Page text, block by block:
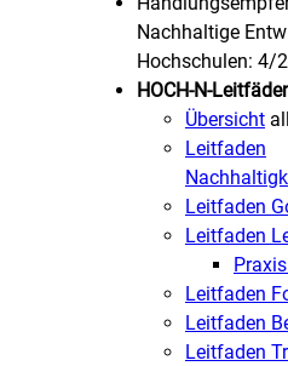
Nachhaltige
Hochschulen: 4/
HOCH-N-
Übersicht
Leitfaden
Leitfaden
Leitfaden
Leitfaden
Leitfaden
Leitfaden